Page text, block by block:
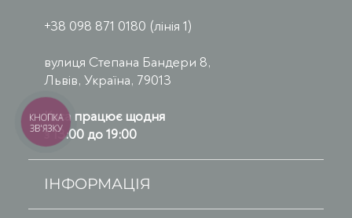
+38 098 871 0180 (лінія 1)
вулиця Степана Бандери 8,
Львів, Україна, 79013
Каса працює щодня
з 13:00 до 19:00
ІНФОРМАЦІЯ
КНОПКА
ЗВ'ЯЗКУ